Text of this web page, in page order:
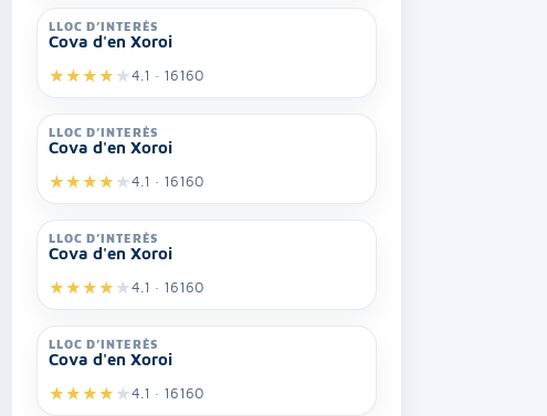
LLOC D’INTERÈS
Cova d'en Xoroi
★★★★ ★4.1 · 16160
LLOC D’INTERÈS
Cova d'en Xoroi
★★★★ ★4.1 · 16160
LLOC D’INTERÈS
Cova d'en Xoroi
★★★★ ★4.1 · 16160
LLOC D’INTERÈS
Cova d'en Xoroi
★★★★ ★4.1 · 16160